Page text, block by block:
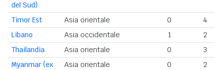
del Sud)
Timor Est Asia orientale 0
4
Libano
Asia occidentale 1
2
Thailandia
Asia orientale 0
3
Myanmar (ex
Asia orientale 0 2